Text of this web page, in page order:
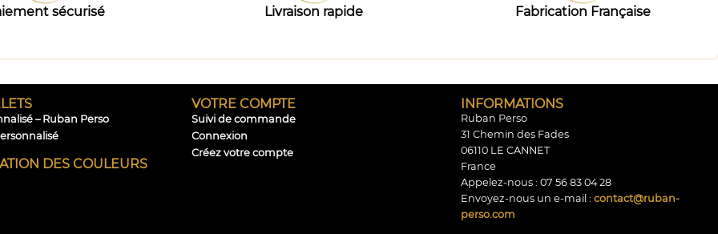
sécurisé Livraison rapide Fabrication Française
– Ruban Perso
DES COULEURS
VOTRE COMPTE
Suivi de commande
Connexion
Créez votre compte
INFORMATIONS
Ruban Perso
31 Chemin des Fades
06110 LE CANNET
France
Appelez-nous : 07 56 83 04 28
Envoyez-nous un e-mail : contact@ruban-
perso.com